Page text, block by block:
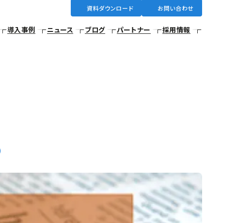
導入事例 ニュース ブログ パートナー 採用情報
資料ダウンロード お問い合わせ